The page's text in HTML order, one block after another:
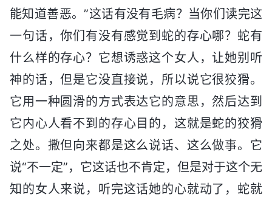
能知道善恶。”这话有没有毛病？当你们读完这
一句话，你们有没有感觉到蛇的存心哪？蛇有
什么样的存心？它想诱惑这个女人，让她别听
神的话，但是它没直接说，所以说它很狡猾。
它用一种圆滑的方式表达它的意思，然后达到
它内心人看不到的存心目的，这就是蛇的狡猾
之处。撒但向来都是这么说话、这么做事。它
说“不一定”，它这话也不肯定，但是对于这个无
知的女人来说，听完这话她的心就动了，蛇就